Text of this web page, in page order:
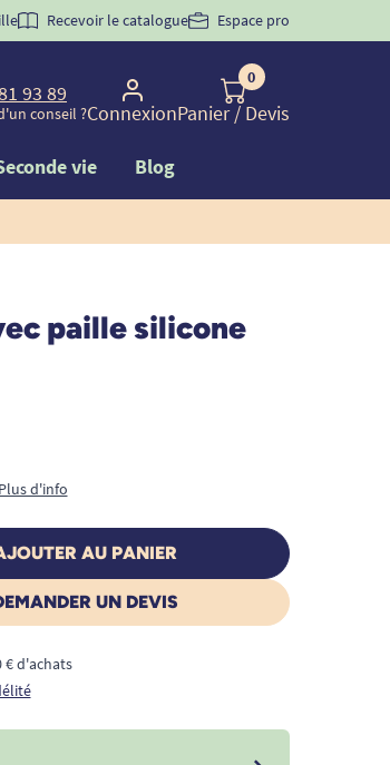
la 1ère commande d'incontinence
Recevoir le catalogue Espace pro
93 89
conseil ?Connexion
0
Panier/ Devis
vie Blog
paille silicone
Plus d'info
AU PANIER
UN DEVIS
€ d'achats